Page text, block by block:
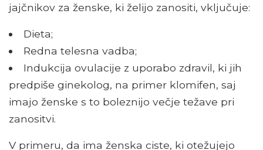
jajčnikov za ženske, ki želijo zanositi, vključuje:
Dieta;
Redna telesna vadba;
Indukcija ovulacije z uporabo zdravil, ki jih
predpiše ginekolog, na primer klomifen, saj
imajo ženske s to boleznijo večje težave pri
zanositvi.
V primeru, da ima ženska ciste, ki otežujejo